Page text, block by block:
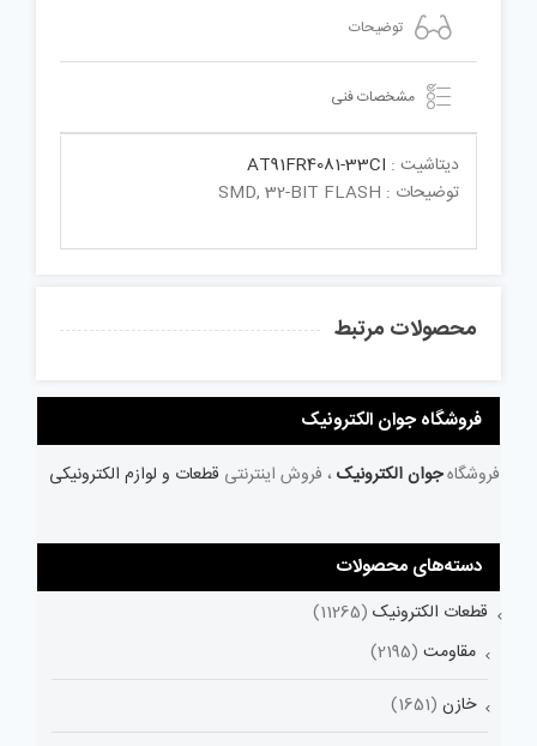
توضیحات
مشخصات فنی
دیتاشیت : AT91FR4081-33CI
توضیحات : SMD, 32-BIT FLASH
محصولات مرتبط
فروشگاه جوان الکترونیک
فروشگاهجوان الکترونیک ، فروش اینترنتی قطعات و لوازم الکترونیکی
دسته‌های محصولات
قطعات الکترونیک (11265)
مقاومت (2195)
خازن (1651)